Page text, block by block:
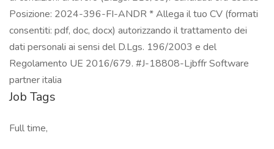
Posizione: 2024-396-FI-ANDR * Allega il tuo CV (formati
consentiti: pdf, doc, docx) autorizzando il trattamento dei
dati personali ai sensi del D.Lgs. 196/2003 e del
Regolamento UE 2016/679. #J-18808-Ljbffr Software
partner italia
Job Tags
Full time,